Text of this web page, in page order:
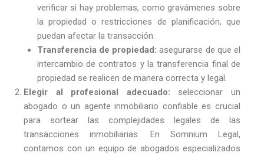
verificar si hay problemas, como gravámenes sobre
la propiedad o restricciones de planificación, que
puedan afectar la transacción.
Transferencia de propiedad: asegurarse de que el
intercambio de contratos y la transferencia final de
propiedad se realicen de manera correcta y legal.
Elegir al profesional adecuado: seleccionar un
abogado o un agente inmobiliario confiable es crucial
para sortear las complejidades legales de las
transacciones inmobiliarias. En Somnium Legal,
contamos con un equipo de abogados especializados